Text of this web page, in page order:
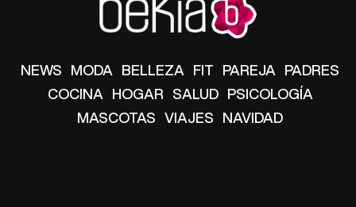
COCINA HOGAR SALUD
PSICOLOGÍA
MASCOTAS
VIAJES NAVIDAD